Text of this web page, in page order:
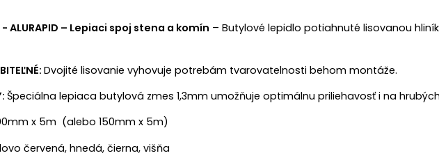
- ALURAPID – Lepiaci spoj stena a komín – Butylové lepidlo potiahnuté lisovanou
Dvojité lisovanie vyhovuje potrebám tvarovatelnosti behom montáže.
Špeciálna lepiaca butylová zmes 1,3mm umožňuje optimálnu priliehavosť i na
x 5m (alebo 150mm x 5m)
červená, hnedá, čierna, višňa